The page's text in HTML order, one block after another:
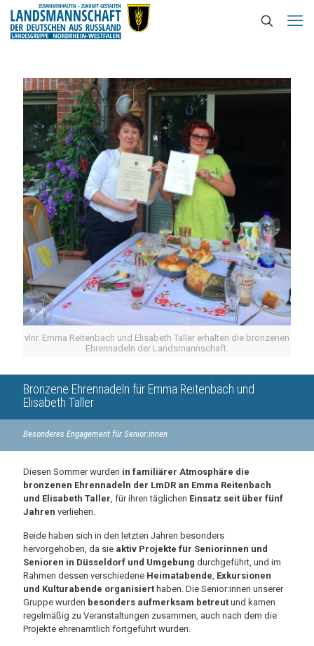
vlnr. Emma Reitenbach und Elisabeth Taller erhalten die bronzenen
Ehrennadeln der Landsmannschaft.
Bronzene Ehrennadeln für Emma Reitenbach und
Elisabeth Taller
Besonderes Engagement für Senior:innen
Diesen Sommer wurden in familiärer Atmosphäre die
bronzenen Ehrennadeln der LmDR an Emma Reitenbach
und Elisabeth Taller , für ihren täglichen Einsatz seit über fünf
Jahren verliehen.
Beide haben sich in den letzten Jahren besonders
hervorgehoben, da sie aktiv Projekte für Seniorinnen und
Senioren in Düsseldorf und Umgebung durchgeführt, und im
Rahmen dessen verschiedene Heimatabende Exkursionen
und Kulturabende organisiert haben. Die Senior:innen unserer
Gruppe wurden besonders aufmerksam betreut und kamen
regelmäßig zu Veranstaltungen zusammen, auch nach dem die
Projekte ehrenamtlich fortgeführt wurden.